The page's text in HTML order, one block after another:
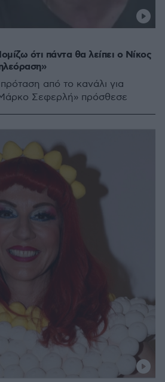
ότι πάντα θα λείπει ο Νίκος
από το κανάλι για
Σεφερλή» πρόσθεσε